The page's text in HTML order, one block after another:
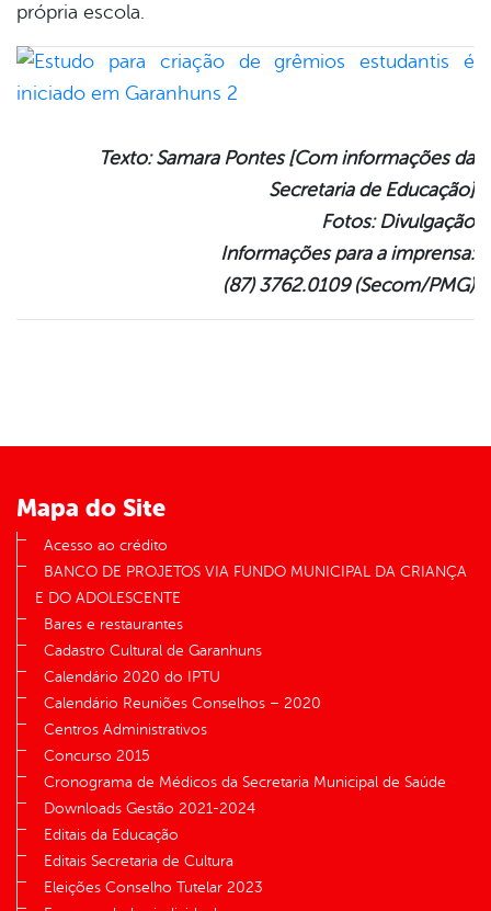
própria escola.
Texto: Samara Pontes [Com informações da
Secretaria de Educação]
Fotos: Divulgação
Informações para a imprensa:
(87) 3762.0109 (Secom/PMG)
Mapa do Site
Acesso ao crédito
BANCO DE PROJETOS VIA FUNDO MUNICIPAL DA CRIANÇA
E DO ADOLESCENTE
Bares e restaurantes
Cadastro Cultural de Garanhuns
Calendário 2020 do IPTU
Calendário Reuniões Conselhos – 2020
Centros Administrativos
Concurso 2015
Cronograma de Médicos da Secretaria Municipal de Saúde
Downloads Gestão 2021-2024
Editais da Educação
Editais Secretaria de Cultura
Eleições Conselho Tutelar 2023